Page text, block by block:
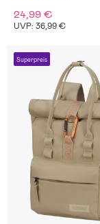
24,99 €
UVP: 36,99 €
Superpreis